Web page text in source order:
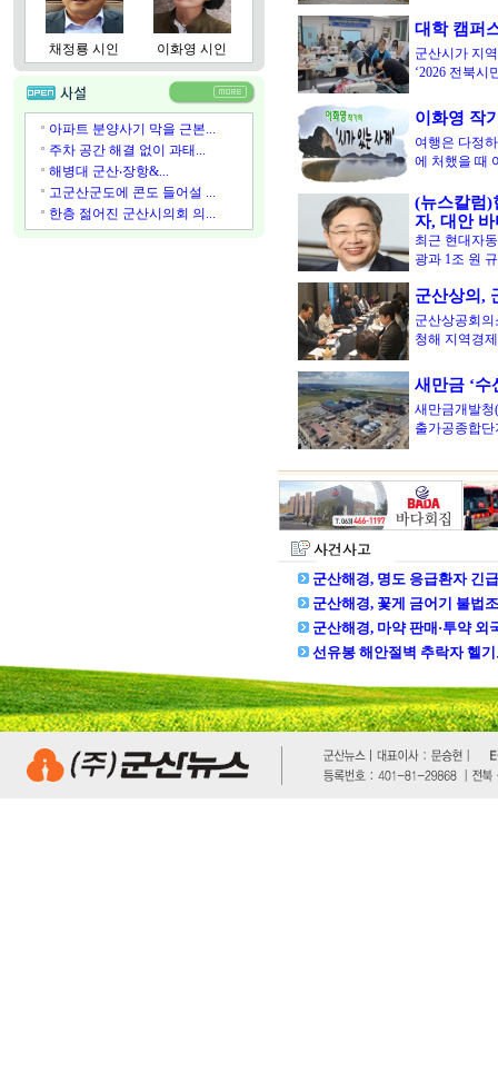
채정룡 시인 이화영 시인
아파트 분양사기 막을 근본...
주차 공간 해결 없이 과태...
해병대 군산‧장항&...
고군산군도에 콘도 들어설 ...
한층 젊어진 군산시의회 의...
대학 캠퍼
군산시가 지
‘2026 전북시
이화영 작
여행은 다정
에 처했을 때
(뉴스칼럼)
자, 대안
최근 현대자
광과 1조 원
군산상의,
군산상공회
청해 지역경제
새만금 ‘수
새만금개발청
출가공종합단
군산해경, 명도 응급환자 긴
군산해경, 꽃게 금어기 불법
군산해경, 마약 판매·투약 외
선유봉 해안절벽 추락자 헬